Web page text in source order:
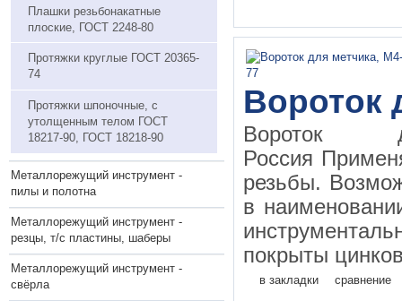
Плашки резьбонакатные
плоские, ГОСТ 2248-80
Протяжки круглые ГОСТ 20365-
74
Протяжки шпоночные, с
утолщенным телом ГОСТ
18217-90, ГОСТ 18218-90
Металлорежущий инструмент -
пилы и полотна
Металлорежущий инструмент -
резцы, т/с пластины, шаберы
Металлорежущий инструмент -
свёрла
Вороток
Вороток
Россия
резьбы.
в
покрыты
в закладки сравнение